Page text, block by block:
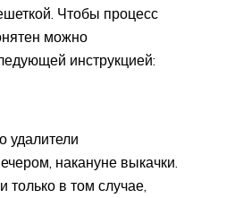
Чтобы процесс
можно
инструкцией:
удалители
накануне выкачки.
только в том случае,